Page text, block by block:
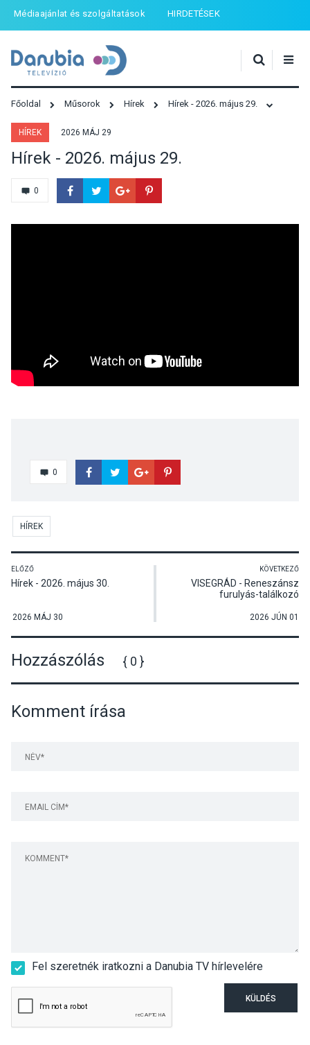
Médiaajánlat és szolgáltatások HIRDETÉSEK
Főoldal Műsorok Hírek Hírek - 2026. május 29.
HÍREK 2026 MÁJ 29
Hírek - 2026. május 29.
0
0
HÍREK
ELŐZŐ
Hírek - 2026. május 30.
2026 MÁJ 30
KÖVETKEZŐ
VISEGRÁD - Reneszánsz
furulyás-találkozó
2026 JÚN 01
Hozzászólás { 0 }
Komment írása
Fel szeretnék iratkozni a Danubia TV hírlevelére
KÜLDÉS